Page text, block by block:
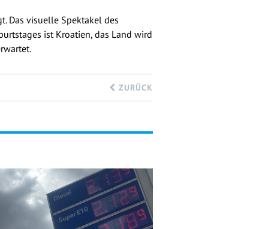
Das visuelle Spektakel des
ist Kroatien, das Land wird
ZURÜCK